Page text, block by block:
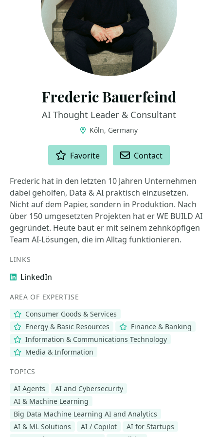
Frederic Bauerfeind
AI Thought Leader & Consultant
Köln, Germany
Favorite Contact
Frederic hat in den letzten 10 Jahren Unternehmen
dabei geholfen, Data & AI praktisch einzusetzen.
Nicht auf dem Papier, sondern in Produktion. Nach
über 150 umgesetzten Projekten hat er WE BUILD AI
gegründet. Heute baut er mit seinem zehnköpfigen
Team AI-Lösungen, die im Alltag funktionieren.
LINKS
LinkedIn
AREA OF EXPERTISE
Consumer Goods & Services
Energy & Basic Resources
Finance & Banking
Information & Communications Technology
Media & Information
TOPICS
AI Agents
AI and Cybersecurity
AI & Machine Learning
Big Data Machine Learning AI and Analytics
AI & ML Solutions
AI / Copilot
AI for Startups